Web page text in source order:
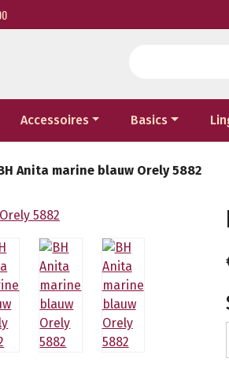
Accessoires Basics
Anita marine blauw Orely 5882